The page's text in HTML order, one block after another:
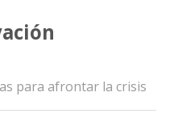
para afrontar la crisis